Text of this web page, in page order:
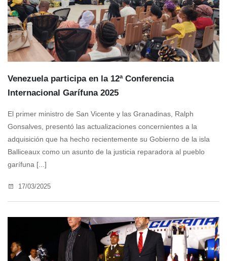
Venezuela participa en la 12ª Conferencia
Internacional Garífuna 2025
El primer ministro de San Vicente y las Granadinas, Ralph
Gonsalves, presentó las actualizaciones concernientes a la
adquisición que ha hecho recientemente su Gobierno de la isla
Balliceaux como un asunto de la justicia reparadora al pueblo
garífuna [...]
17/03/2025